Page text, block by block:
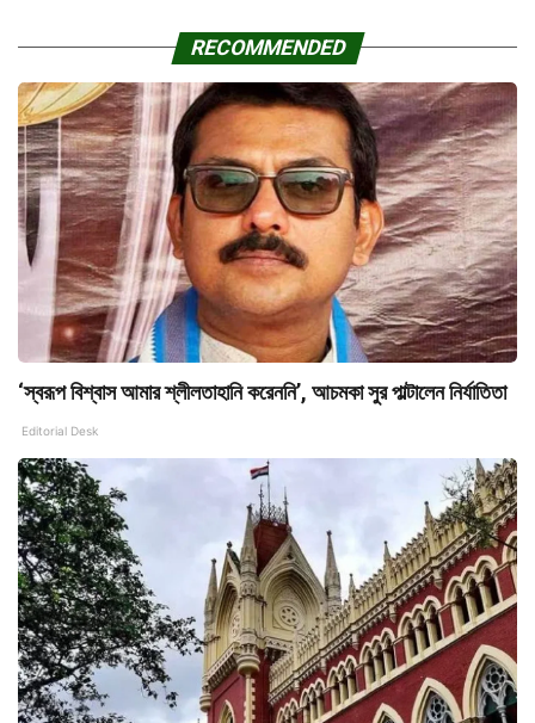
RECOMMENDED
‘স্বরূপ বিশ্বাস আমার শ্লীলতাহানি করেননি’, আচমকা সুর পাল্টালেন নির্যাতিতা
Editorial Desk